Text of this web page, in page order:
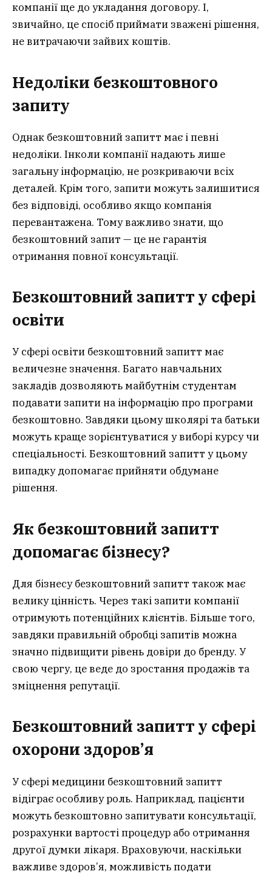
компанії ще до укладання договору. І,
звичайно, це спосіб приймати зважені рішення,
не витрачаючи зайвих коштів.
Недоліки безкоштовного
запиту
Однак безкоштовний запитт має і певні
недоліки. Інколи компанії надають лише
загальну інформацію, не розкриваючи всіх
деталей. Крім того, запити можуть залишитися
без відповіді, особливо якщо компанія
перевантажена. Тому важливо знати, що
безкоштовний запит — це не гарантія
отримання повної консультації.
Безкоштовний запитт у сфері
освіти
У сфері освіти безкоштовний запитт має
величезне значення. Багато навчальних
закладів дозволяють майбутнім студентам
подавати запити на інформацію про програми
безкоштовно. Завдяки цьому школярі та батьки
можуть краще зорієнтуватися у виборі курсу чи
спеціальності. Безкоштовний запитт у цьому
випадку допомагає прийняти обдумане
рішення.
Як безкоштовний запитт
допомагає бізнесу?
Для бізнесу безкоштовний запитт також має
велику цінність. Через такі запити компанії
отримують потенційних клієнтів. Більше того,
завдяки правильній обробці запитів можна
значно підвищити рівень довіри до бренду. У
свою чергу, це веде до зростання продажів та
зміцнення репутації.
Безкоштовний запитт у сфері
охорони здоров’я
У сфері медицини безкоштовний запитт
відіграє особливу роль. Наприклад, пацієнти
можуть безкоштовно запитувати консультації,
розрахунки вартості процедур або отримання
другої думки лікаря. Враховуючи, наскільки
важливе здоров’я, можливість подати